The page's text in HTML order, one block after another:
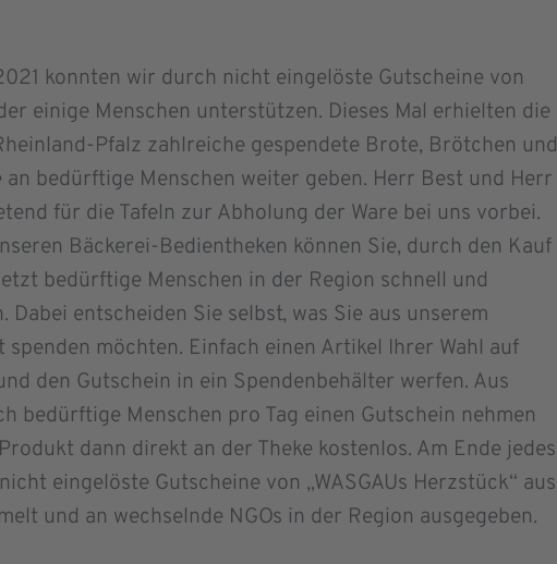
konnten wir durch nicht eingelöste Gutscheine von
einige Menschen unterstützen. Dieses Mal erhielten die
Pfalz zahlreiche gespendete Brote, Brötchen und
an bedürftige Menschen weiter geben. Herr Best und Herr
für die Tafeln zur Abholung der Ware bei uns vorbei.
Bäckerei-Bedientheken können Sie, durch den Kauf
bedürftige Menschen in der Region schnell und
entscheiden Sie selbst, was Sie aus unserem
möchten. Einfach einen Artikel Ihrer Wahl auf
den Gutschein in ein Spendenbehälter werfen. Aus
bedürftige Menschen pro Tag einen Gutschein nehmen
dann direkt an der Theke kostenlos. Am Ende jedes
eingelöste Gutscheine von „WASGAUs Herzstück“ aus
und an wechselnde NGOs in der Region ausgegeben.